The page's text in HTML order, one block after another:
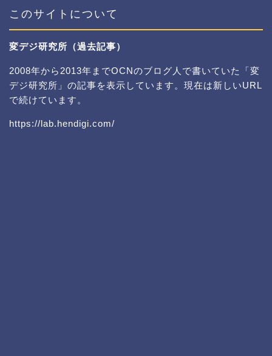
このサイトについて
変デジ研究所（過去記事）
2008年から2013年までOCNのブログ人で書いていた「変
デジ研究所」の記事を表示しています。現在は新しいURL
で続けています。
https://lab.hendigi.com/